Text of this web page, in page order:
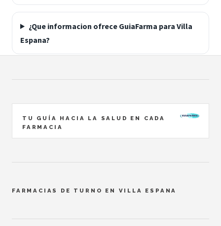
¿Que informacion ofrece GuiaFarma para Villa
Espana?
TU GUÍA HACIA LA SALUD EN CADA
FARMACIA
FARMACIAS DE TURNO EN VILLA ESPANA